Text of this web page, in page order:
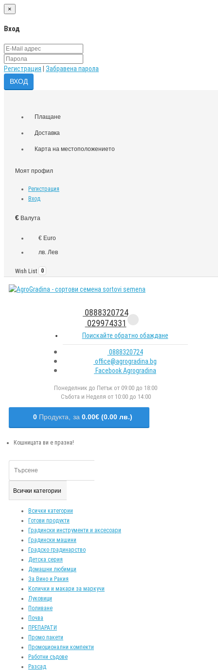
×
Вход
Регистрация Забравена парола
Плащане
Доставка
Карта на местоположението
Моят профил
Регистрация
Вход
€ Валута
€ Euro
лв. Лев
Wish List 0
0888320724
029974331
Поискайте обратно обаждане
0888320724
office@agrogradina.bg
Facebook Agrogradina
Понеделник до Петък от 09:00 до 18:00
Събота и Неделя от 10:00 до 14:00
0 Продукта, за 0.00€ (0.00 лв.)
Кошницата ви е празна!
Всички категории
Всички категории
Готови продукти
Градински инструменти и аксесоари
Градински машини
Градско градинарство
Детска серия
Домашни любимци
За Вино и Ракия
Колички и макари за маркучи
Луковици
Поливане
Почва
ПРЕПАРАТИ
Промо пакети
Промоционални компекти
Работни съдове
Разсад